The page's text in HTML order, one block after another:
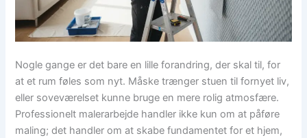
Nogle gange er det bare en lille forandring, der skal til, for
at et rum føles som nyt. Måske trænger stuen til fornyet liv,
eller soveværelset kunne bruge en mere rolig atmosfære.
Professionelt malerarbejde handler ikke kun om at påføre
maling; det handler om at skabe fundamentet for et hjem,